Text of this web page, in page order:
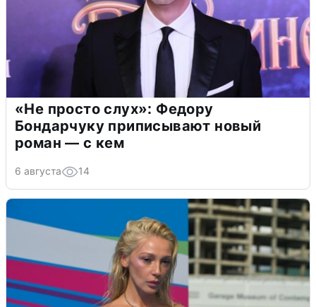
«Не просто слух»: Федору
Бондарчуку приписывают новый
роман — с кем
6 августа 14